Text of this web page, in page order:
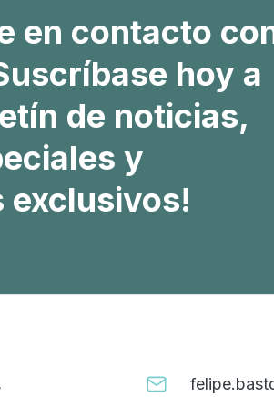
en contacto
hoy a
de noticias,
y
exclusivos!